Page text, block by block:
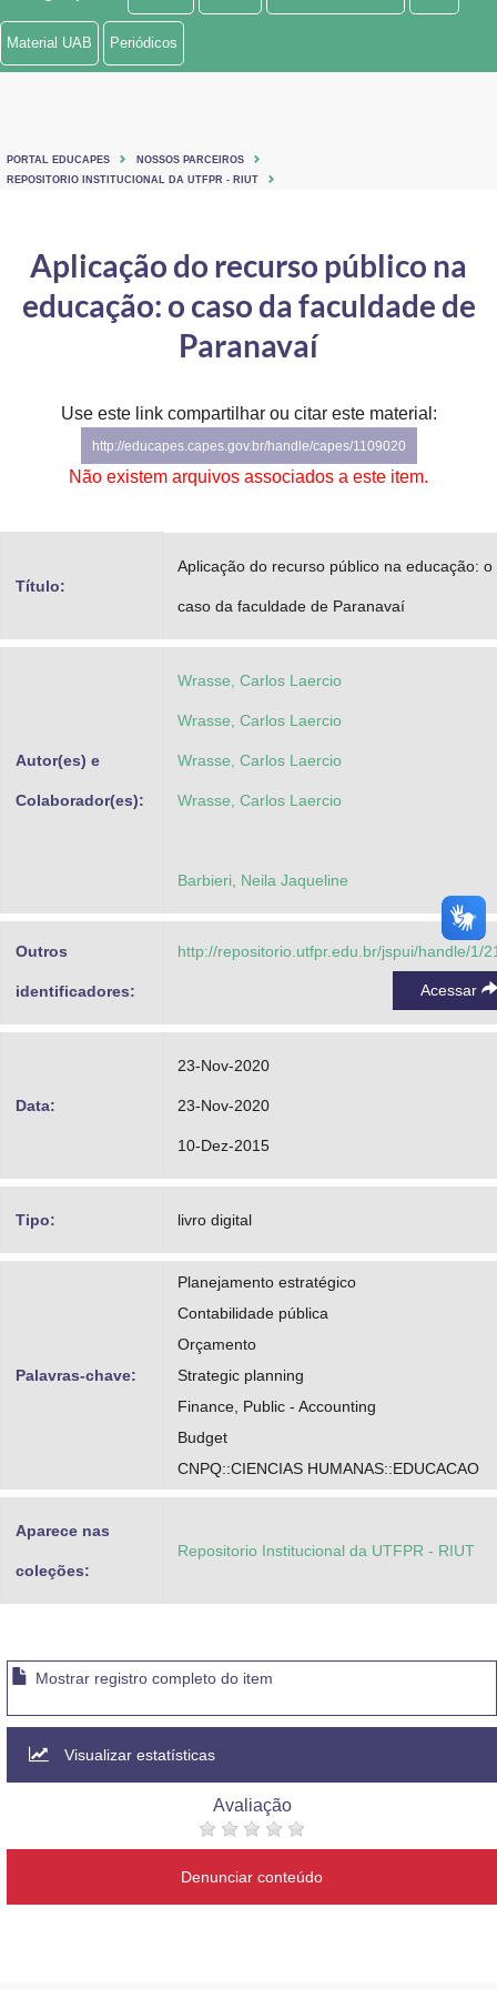
Ministério de Minas e Energia
Ministério do Turismo
Controladoria-Geral da União
Ministério da Mulher, da Família e dos Direitos Humanos
Secretaria de Governo
Gabinete de Segurança Institucional
Material UAB Periódicos
PORTAL EDUCAPES
NOSSOS PARCEIROS
REPOSITORIO INSTITUCIONAL DA UTFPR - RIUT
Aplicação do recurso público na
educação: o caso da faculdade de
Paranavaí
Use este link compartilhar ou citar este material:
http://educapes.capes.gov.br/handle/capes/1109020
Não existem arquivos associados a este item.
Título:
Aplicação do recurso público na educação: o
caso da faculdade de Paranavaí
Autor(es) e
Colaborador(es):
Wrasse, Carlos Laercio
Wrasse, Carlos Laercio
Wrasse, Carlos Laercio
Wrasse, Carlos Laercio
Barbieri, Neila Jaqueline
Outros
identificadores:
http://repositorio.utfpr.edu.br/jspui/handle/1/
Acessar
Data:
23-Nov-2020
23-Nov-2020
10-Dez-2015
Tipo: livro digital
Palavras-chave:
Planejamento estratégico
Contabilidade pública
Orçamento
Strategic planning
Finance, Public - Accounting
Budget
CNPQ::CIENCIAS HUMANAS::EDUCACAO
Aparece nas
coleções:
Repositorio Institucional da UTFPR - RIUT
Mostrar registro completo do item
Visualizar estatísticas
Avaliação
Denunciar conteúdo